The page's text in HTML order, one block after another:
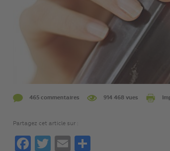
465 commentaires 914 468 vues
Partagez cet article sur :
FacebookTwitterEmail